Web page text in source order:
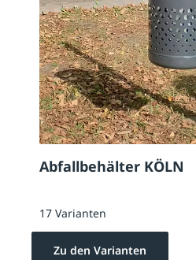
Abfallbehälter KÖLN
17 Varianten
Zu den Varianten